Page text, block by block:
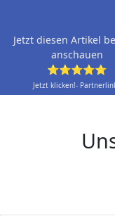
Jetzt diesen Artikel
anschauen
⭐⭐⭐⭐⭐
Jetzt klicken!-